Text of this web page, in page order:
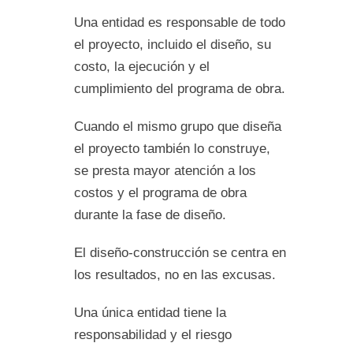
Una entidad es responsable de todo
el proyecto, incluido el diseño, su
costo, la ejecución y el
cumplimiento del programa de obra.
Cuando el mismo grupo que diseña
el proyecto también lo construye,
se presta mayor atención a los
costos y el programa de obra
durante la fase de diseño.
El diseño-construcción se centra en
los resultados, no en las excusas.
Una única entidad tiene la
responsabilidad y el riesgo